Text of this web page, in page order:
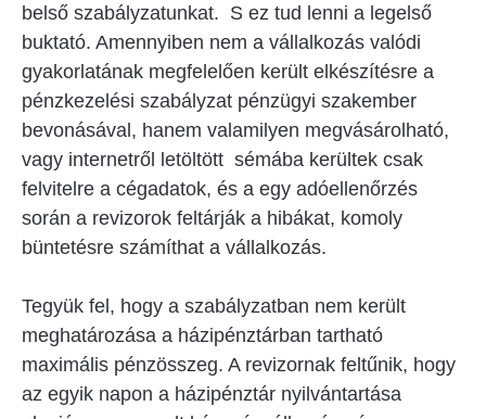
belső szabályzatunkat. S ez tud lenni a legelső
buktató. Amennyiben nem a vállalkozás valódi
gyakorlatának megfelelően került elkészítésre a
pénzkezelési szabályzat pénzügyi szakember
bevonásával, hanem valamilyen megvásárolható,
vagy internetről letöltött sémába kerültek csak
felvitelre a cégadatok, és a egy adóellenőrzés
során a revizorok feltárják a hibákat, komoly
büntetésre számíthat a vállalkozás.
Tegyük fel, hogy a szabályzatban nem került
meghatározása a házipénztárban tartható
maximális pénzösszeg. A revizornak feltűnik, hogy
az egyik napon a házipénztár nyilvántartása